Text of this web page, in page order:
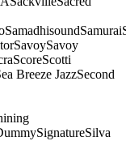
SamadhisoundSamurai
SavoySavoy
ScoreScotti
Breeze JazzSecond
SignatureSilva